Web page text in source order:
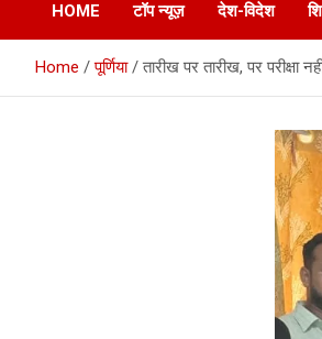
HOME टॉप न्यूज़ देश-विदेश
Home पूर्णिया तारीख पर तारीख, पर परीक्षा